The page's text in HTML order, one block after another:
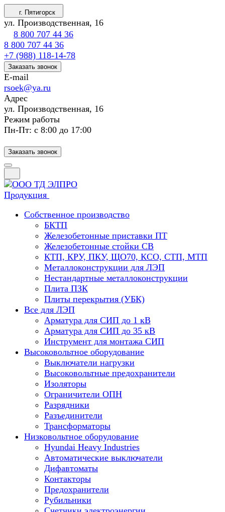
г. Пятигорск
ул. Производственная, 16
8 800 707 44 36
8 800 707 44 36
+7 (988) 118-14-78
Заказать звонок
E-mail
rsoek@ya.ru
Адрес
ул. Производственная, 16
Режим работы
Пн-Пт: с 8:00 до 17:00
Заказать звонок
Продукция
Собственное производство
БКТП
Железобетонные приставки ПТ
Железобетонные стойки СВ
КТП, КРУ, ПКУ, ЩО70, КСО, СТП, МТП
Металлоконструкции для ЛЭП
Нестандартные металлоконструкции
Плита ПЗК
Плиты перекрытия (УБК)
Все для ЛЭП
Арматура для СИП до 1 кВ
Арматура для СИП до 35 кВ
Инструмент для монтажа СИП
Высоковольтное оборудование
Выключатели нагрузки
Высоковольтные предохранители
Изоляторы
Ограничители ОПН
Разрядники
Разъединители
Трансформаторы
Низковольтное оборудование
Hyundai Heavy Industries
Автоматические выключатели
Дифавтоматы
Контакторы
Предохранители
Рубильники